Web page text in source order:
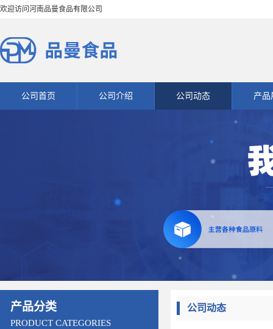
欢迎访问河南品曼食品有限公司
公司首页 公司介绍 公司动态 产品
产品分类
PRODUCT CATEGORIES
公司动态